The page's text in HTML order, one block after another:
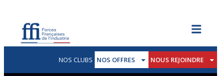
NOS CLUBS NOS OFFRES NOUS REJOINDRE